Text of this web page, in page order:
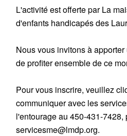
L'activité est offerte par La
d'enfants handicapés des
Nous vous invitons à
de profiter ensemble de ce
Pour vous inscrire, veuillez
communiquer avec les
l'entourage au 450-431-7428,
servicesme@lmdp.org.